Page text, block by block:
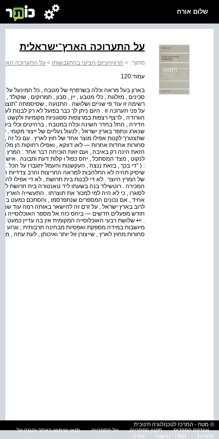
שלום אורח
על התערוכה הארץ־ישראלית
מתוך: > הרוויזיוניזם הציוני בהתגבשותו > על התערוכה
עמוד:120
בארון בעל מראה וכלה בשרפרף של מטבח , כל המינעל על
סכינים , מזלגות , כלי מטבע , יין , סבון , תמרוקים , שוקולד ,
רשימה זו עוד פי שניים ושלושה . התנועה , שסיסמתה
על פני תערוכה זו . היום ניתן לך כבר בפועל לא רק לבנות
הדירה , החל בחדר השינה וכלה במטבח , ברהיטים וכלי
שנארג ונתפר בארץ ישראל , לנעול נעליים של ייצור
שתצטרך לקנות אפילו מוצר אחד של חוץ לארץ . עם כל זה ,
סחורות אחדות אחרות — לאו דווקא , ואפילו רחוקות הן
הזאת הינה רק באיבה , ועם זאת הוכיחה דבר אחד : המרץ
לנקוט , מצד המסתכל , יחס כפול ו קלות דעת ותבונה .
: ( "די בכך , בזאת ננצח , העקשנות והעמל יתגברו על הכל .
שיסיק תהיה לא התלהבות למראה החריצות והרב צדדיות
של המרץ היוצר . לא די לבנות בית חרושת , לא די אפילו
המכירה . רוטשילד בנה בשעתו ליד טאנטורה בית חרושת
לסוגרו , כי לא היה למי למכור את תוצרתו . התעשייה הארץ
אחיד , אם נכונים המספרים שנתפרסמו , והסתכם כמעט
לרוב בארץ ישראל , על זרם זה להישאר באותה רמה עוד
חודש מפעלים חדשים — ביחס כזה אל מספר האוכלוסייה
. >• שלושת רבעי האוכלוסייה המקומית אין בה עדיין כמעט
מיושבות במידה מספקת ואפסיות מבחינה תרבותית ; וגרוע
סחורות מחוץ לארץ , שייצורן זול יותר ואיכותן , לעת עתה ,
© מטח - המרכז לטכנולוגיה חינוכית
אינדקס הספרים
תקנון הספרייה על הספרייה
תנאי שימוש באתר והגנה על
פרטיות
הסדרי נגישות עזרה